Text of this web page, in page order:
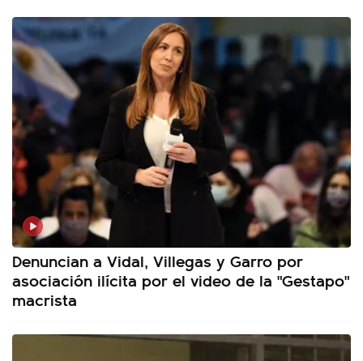
Denuncian a Vidal, Villegas y Garro por
asociación ilícita por el video de la "Gestapo"
macrista